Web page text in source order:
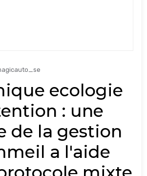
ecologie
: une
de la gestion
a l'aide